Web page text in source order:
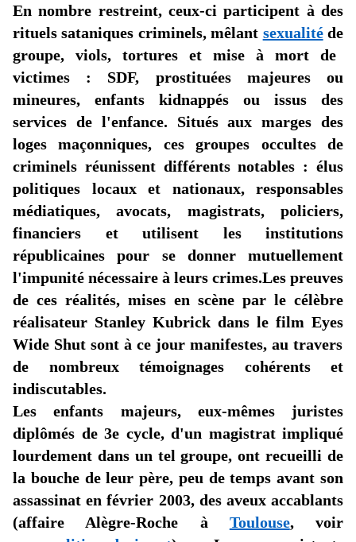
En nombre restreint, ceux-ci participent à des
rituels sataniques criminels, mêlant sexualité de
groupe, viols, tortures et mise à mort de
victimes : SDF, prostituées majeures ou
mineures, enfants kidnappés ou issus des
services de l'enfance. Situés aux marges des
loges maçonniques, ces groupes occultes de
criminels réunissent différents notables : élus
politiques locaux et nationaux, responsables
médiatiques, avocats, magistrats, policiers,
financiers et utilisent les institutions
républicaines pour se donner mutuellement
l'impunité nécessaire à leurs crimes.Les preuves
de ces réalités, mises en scène par le célèbre
réalisateur Stanley Kubrick dans le film Eyes
Wide Shut sont à ce jour manifestes, au travers
de nombreux témoignages cohérents et
indiscutables.
Les enfants majeurs, eux-mêmes juristes
diplômés de 3e cycle, d'un magistrat impliqué
lourdement dans un tel groupe, ont recueilli de
la bouche de leur père, peu de temps avant son
assassinat en février 2003, des aveux accablants
(affaire Alègre-Roche à Toulouse, voir